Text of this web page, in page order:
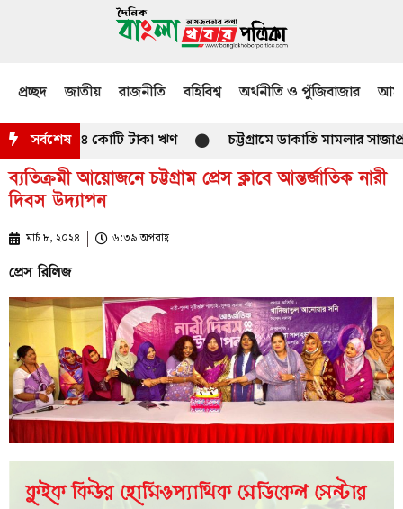
প্রচ্ছদ জাতীয় রাজনীতি বহিবিশ্ব অর্থনীতি ও পুঁজিবাজার
সর্বশেষ
৯৫৪ কোটি টাকা ঋণ চট্টগ্রামে ডাকাতি মামলার
ব্যতিক্রমী আয়োজনে চট্টগ্রাম প্রেস ক্লাবে আন্তর্জাতিক নারী
দিবস উদ্যাপন
মার্চ ৮, ২০২৪ ৬:৩৯ অপরাহ্ণ
প্রেস রিলিজ